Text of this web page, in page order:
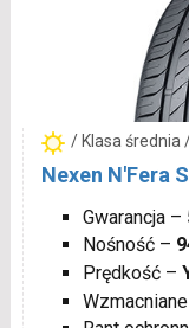
/ Klasa średnia
Nexen N'Fera
Gwarancja –
Nośność –
Prędkość –